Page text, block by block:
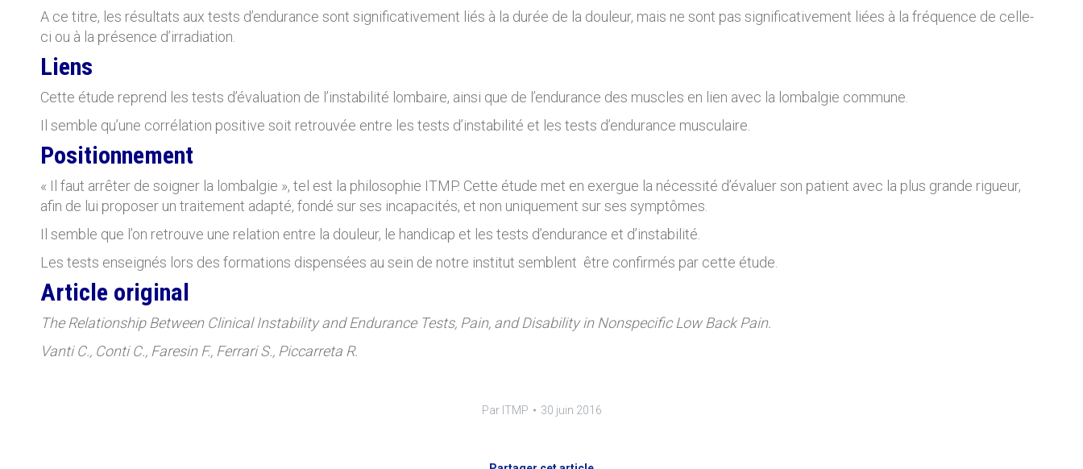
A ce titre, les résultats aux tests d’endurance sont significativement liés à la durée de la douleur, mais ne sont pas significativement liées à la fréquence de celle-
ci ou à la présence d’irradiation.
Liens
Cette étude reprend les tests d’évaluation de l’instabilité lombaire, ainsi que de l’endurance des muscles en lien avec la lombalgie commune.
Il semble qu’une corrélation positive soit retrouvée entre les tests d’instabilité et les tests d’endurance musculaire.
Positionnement
« Il faut arrêter de soigner la lombalgie », tel est la philosophie ITMP. Cette étude met en exergue la nécessité d’évaluer son patient avec la plus grande rigueur,
afin de lui proposer un traitement adapté, fondé sur ses incapacités, et non uniquement sur ses symptômes.
Il semble que l’on retrouve une relation entre la douleur, le handicap et les tests d’endurance et d’instabilité.
Les tests enseignés lors des formations dispensées au sein de notre institut semblent être confirmés par cette étude.
Article original
The Relationship Between Clinical Instability and Endurance Tests, Pain, and Disability in Nonspecific Low Back Pain.
Vanti C., Conti C., Faresin F., Ferrari S., Piccarreta R.
Par ITMP 30 juin 2016